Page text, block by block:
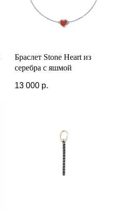
Браслет Stone Heart из
серебра с яшмой
13 000 р.